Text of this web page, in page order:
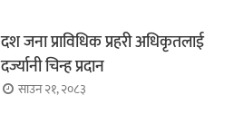
दश जना प्राविधिक प्रहरी अधिकृतलाई
दर्ज्यानी चिन्ह प्रदान
साउन २१, २०८३